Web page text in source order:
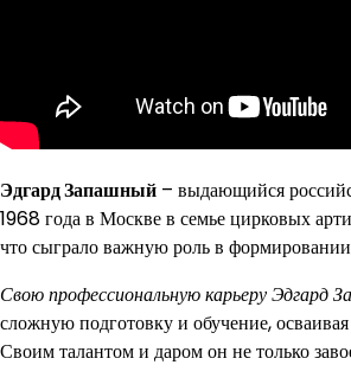
Эдгард Запашный – выдающийся
1968 года в Москве в семье цирковых
что сыграло важную роль в
Свою профессиональную карьеру Эдгард
сложную подготовку и обучение,
Своим талантом и даром он не только